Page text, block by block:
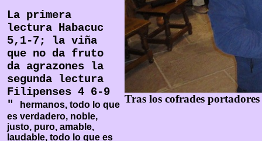
La primera
lectura Habacuc
5,1-7; la viña
que no da fruto
da agrazones la
segunda lectura
Filipenses 4 6-9
"
hermanos, todo lo que
es verdadero, noble,
justo, puro, amable,
laudable, todo lo que es
Tras los cofrades